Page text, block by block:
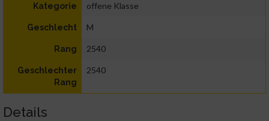
Kategorie offene Klasse
Geschlecht M
Rang 2540
Geschlechter
Rang
2540
Details